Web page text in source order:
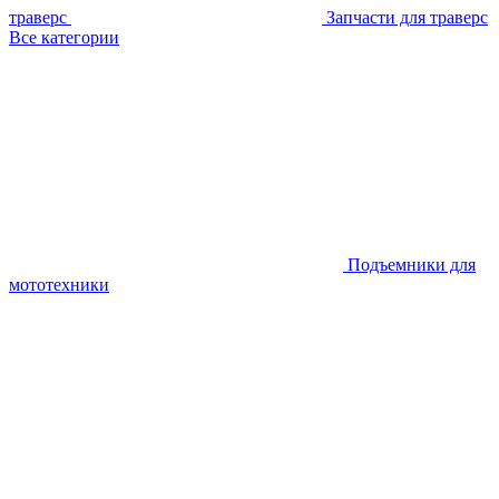
траверс
Запчасти для траверс
Все категории
Подъемники для
мототехники